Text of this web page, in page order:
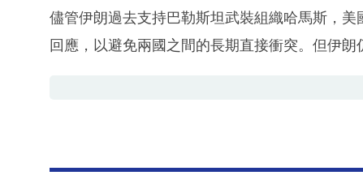
儘管伊朗過去支持巴勒斯坦武裝組織哈馬斯，
回應，以避免兩國之間的長期直接衝突。但伊朗